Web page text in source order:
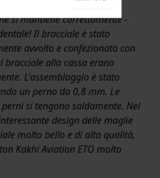
del bracciale ha una
si mantiene correttamente -
Il bracciale è stato
avvolto e confezionato con
bracciale alla cassa erano
L'assemblaggio è stato
un perno da 0,8 mm. Le
si tengono saldamente. Nel
design delle maglie
molto bello e di alta qualità,
Kakhi Aviation ETO molto